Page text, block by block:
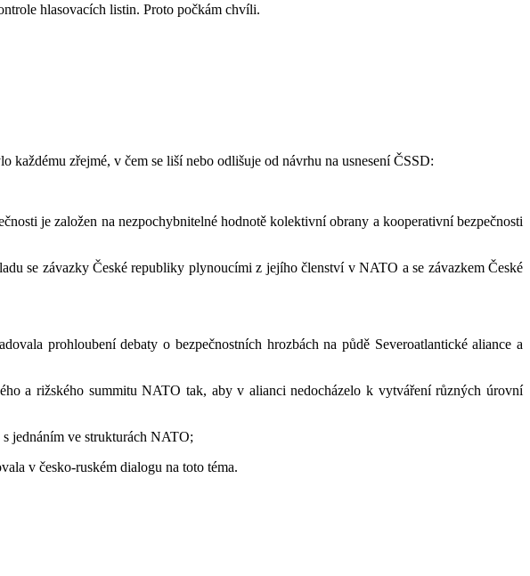
hlasovacích listin. Proto počkám chvíli.
zřejmé, v čem se liší nebo odlišuje od návrhu na usnesení ČSSD:
je založen na nezpochybnitelné hodnotě kolektivní obrany a kooperativní bezpečnosti
se závazky České republiky plynoucími z jejího členství v NATO a se závazkem České
prohloubení debaty o bezpečnostních hrozbách na půdě Severoatlantické aliance a
a rižského summitu NATO tak, aby v alianci nedocházelo k vytváření různých úrovní
jednáním ve strukturách NATO;
v česko-ruském dialogu na toto téma.